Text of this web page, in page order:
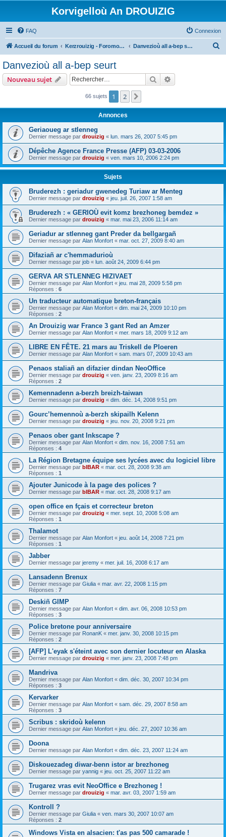
Korvigelloù An DROUIZIG
FAQ Connexion
Accueil du forum Kerzrouizig - Foromoù An Drouizig Danvezioù all a-bep seurt
e
Danvezioù all a-bep seurt
Nouveau sujet Rechercher
66 sujets 1 2
Annonces
Geriaoueg ar stlenneg
Dernier message par drouizig « lun. mars 26, 2007 5:45 pm
Dépêche Agence France Presse (AFP) 03-03-2006
Dernier message par drouizig « ven. mars 10, 2006 2:24 pm
Sujets
Bruderezh : geriadur gwenedeg Turiaw ar Menteg
Dernier message par drouizig « jeu. juil. 26, 2007 1:58 am
Bruderezh : « GERIOÙ evit komz brezhoneg bemdez »
Dernier message par drouizig « mar. mai 23, 2006 11:14 am
Geriadur ar stlenneg gant Preder da bellgargañ
Dernier message par Alan Monfort « mar. oct. 27, 2009 8:40 am
Difaziañ ar c'hemmadurioù
Dernier message par job « lun. août 24, 2009 6:44 pm
GERVA AR STLENNEG HIZIVAET
Dernier message par Alan Monfort « jeu. mai 28, 2009 5:58 pm
Réponses : 6
Un traducteur automatique breton-français
Dernier message par Alan Monfort « dim. mai 24, 2009 10:10 pm
Réponses : 2
An Drouizig war France 3 gant Red an Amzer
Dernier message par Alan Monfort « mer. mars 18, 2009 9:12 am
LIBRE EN FÊTE. 21 mars au Triskell de Ploeren
Dernier message par Alan Monfort « sam. mars 07, 2009 10:43 am
Penaos staliañ an difazier dindan NeoOffice
Dernier message par drouizig « ven. janv. 23, 2009 8:16 am
Réponses : 2
Kemennadenn a-berzh breizh-taiwan
Dernier message par drouizig « dim. déc. 14, 2008 9:51 pm
Gourc’hemennoù a-berzh skipailh Kelenn
Dernier message par drouizig « jeu. nov. 20, 2008 9:21 pm
Penaos ober gant Inkscape ?
Dernier message par Alan Monfort « dim. nov. 16, 2008 7:51 am
Réponses : 4
La Région Bretagne équipe ses lycées avec du logiciel libre
Dernier message par bIBAR « mar. oct. 28, 2008 9:38 am
Réponses : 1
Ajouter Junicode à la page des polices ?
Dernier message par bIBAR « mar. oct. 28, 2008 9:17 am
open office en fçais et correcteur breton
Dernier message par drouizig « mer. sept. 10, 2008 5:08 am
Réponses : 1
Thalamot
Dernier message par Alan Monfort « jeu. août 14, 2008 7:21 pm
Réponses : 1
Jabber
Dernier message par jeremy « mer. juil. 16, 2008 6:17 am
Lansadenn Brenux
Dernier message par Giulia « mar. avr. 22, 2008 1:15 pm
Réponses : 7
Deskiñ GIMP
Dernier message par Alan Monfort « dim. avr. 06, 2008 10:53 pm
Réponses : 3
Police bretone pour anniversaire
Dernier message par RonanK « mer. janv. 30, 2008 10:15 pm
Réponses : 2
[AFP] L'eyak s'éteint avec son dernier locuteur en Alaska
Dernier message par drouizig « mer. janv. 23, 2008 7:48 pm
Mandriva
Dernier message par Alan Monfort « dim. déc. 30, 2007 10:34 pm
Réponses : 3
Kervarker
Dernier message par Alan Monfort « sam. déc. 29, 2007 8:58 am
Réponses : 3
Scribus : skridoù kelenn
Dernier message par Alan Monfort « jeu. déc. 27, 2007 10:36 am
Doona
Dernier message par Alan Monfort « dim. déc. 23, 2007 11:24 am
Diskouezadeg diwar-benn istor ar brezhoneg
Dernier message par yannig « jeu. oct. 25, 2007 11:22 am
Trugarez vras evit NeoOffice e Brezhoneg !
Dernier message par drouizig « mar. avr. 03, 2007 1:59 am
Kontroll ?
Dernier message par Giulia « ven. mars 30, 2007 10:07 am
Réponses : 2
Windows Vista en alsacien: t'as pas 500 camarade !